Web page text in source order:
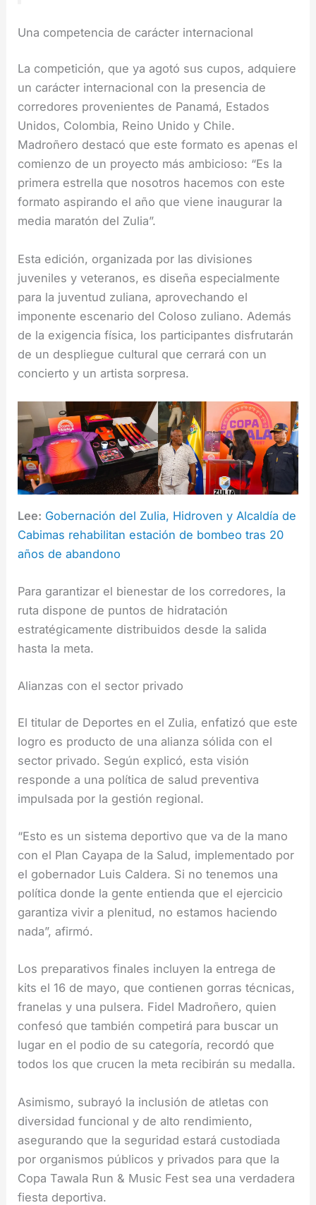
Una competencia de carácter internacional
La competición, que ya agotó sus cupos, adquiere
un carácter internacional con la presencia de
corredores provenientes de Panamá, Estados
Unidos, Colombia, Reino Unido y Chile.
Madroñero destacó que este formato es apenas el
comienzo de un proyecto más ambicioso: “Es la
primera estrella que nosotros hacemos con este
formato aspirando el año que viene inaugurar la
media maratón del Zulia”.
Esta edición, organizada por las divisiones
juveniles y veteranos, es diseña especialmente
para la juventud zuliana, aprovechando el
imponente escenario del Coloso zuliano. Además
de la exigencia física, los participantes disfrutarán
de un despliegue cultural que cerrará con un
concierto y un artista sorpresa.
Lee: Gobernación del Zulia, Hidroven y Alcaldía de
Cabimas rehabilitan estación de bombeo tras 20
años de abandono
Para garantizar el bienestar de los corredores, la
ruta dispone de puntos de hidratación
estratégicamente distribuidos desde la salida
hasta la meta.
Alianzas con el sector privado
El titular de Deportes en el Zulia, enfatizó que este
logro es producto de una alianza sólida con el
sector privado. Según explicó, esta visión
responde a una política de salud preventiva
impulsada por la gestión regional.
“Esto es un sistema deportivo que va de la mano
con el Plan Cayapa de la Salud, implementado por
el gobernador Luis Caldera. Si no tenemos una
política donde la gente entienda que el ejercicio
garantiza vivir a plenitud, no estamos haciendo
nada”, afirmó.
Los preparativos finales incluyen la entrega de
kits el 16 de mayo, que contienen gorras técnicas,
franelas y una pulsera. Fidel Madroñero, quien
confesó que también competirá para buscar un
lugar en el podio de su categoría, recordó que
todos los que crucen la meta recibirán su medalla.
Asimismo, subrayó la inclusión de atletas con
diversidad funcional y de alto rendimiento,
asegurando que la seguridad estará custodiada
por organismos públicos y privados para que la
Copa Tawala Run & Music Fest sea una verdadera
fiesta deportiva.